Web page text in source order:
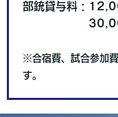
部銃貸与料：
30,000円/
※合宿費、試合参加
す。